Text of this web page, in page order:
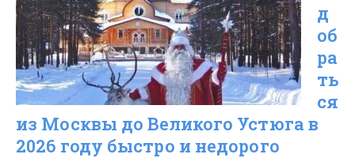
расписание
и
цена
билета
в
2026
д
об
ра
ть
ся
из Москвы до Великого Устюга в
2026 году быстро и недорого